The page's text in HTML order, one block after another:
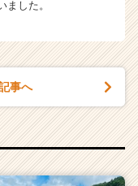
した。
事へ